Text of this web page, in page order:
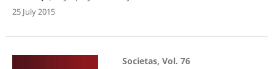
25 July 2015
Societas, Vol. 76